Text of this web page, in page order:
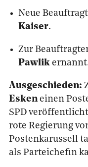
Neue
Kaiser.
Zur
Pawlik
Ausgeschieden:
Eskeneinen
SPD
rote Regierung
Postenkarussell
als Parteichefin